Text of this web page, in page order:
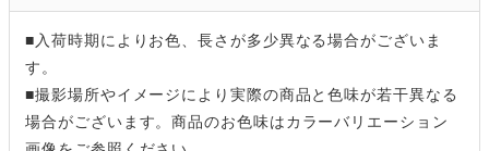
■入荷時期によりお色、長さが多少異なる場合がございま
す。
■撮影場所やイメージにより実際の商品と色味が若干異なる
場合がございます。商品のお色味はカラーバリエーション